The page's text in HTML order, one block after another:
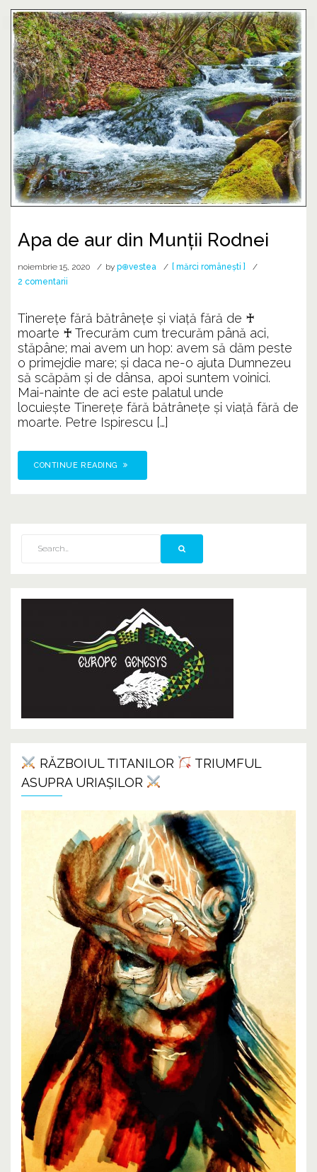
Apa de aur din Munții Rodnei
noiembrie 15, 2020 by p⊕vestea
[ mărci românești ]
2 comentarii
aur
din
Munții
Rodnei
Tinerețe fără bătrânețe și viață fără de ♰
moarte ♰ Trecurăm cum trecurăm până aci,
stăpâne; mai avem un hop: avem să dăm peste
o primejdie mare; și daca ne-o ajuta Dumnezeu
să scăpăm și de dânsa, apoi suntem voinici.
Mai-nainte de aci este palatul unde
locuiește Tinerețe fără bătrânețe și viață fără de
moarte. Petre Ispirescu […]
CONTINUE READING
RĂZBOIUL TITANILOR
TRIUMFUL
ASUPRA URIAȘILOR